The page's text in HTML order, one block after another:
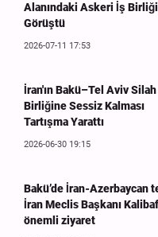
Alanındaki Askeri İş
Görüştü
2026-07-11 17:53
İran'ın Bakü–Tel Aviv
Birliğine Sessiz Kalması
Tartışma Yarattı
2026-06-30 19:15
Bakü’de İran-Azerbaycan
İran Meclis Başkanı
önemli ziyaret